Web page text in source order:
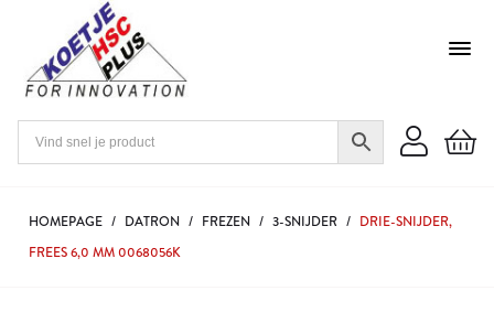
HOMEPAGE / DATRON / FREZEN / 3-SNIJDER / DRIE-SNIJDER,
FREES 6,0 MM 0068056K